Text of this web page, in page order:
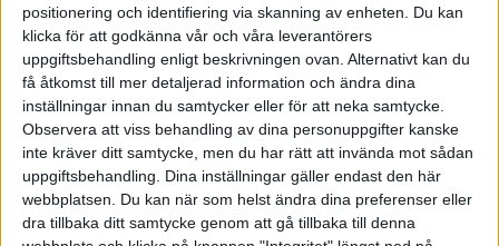
positionering och identifiering via skanning av enheten. Du kan
klicka för att godkänna vår och våra leverantörers
uppgiftsbehandling enligt beskrivningen ovan. Alternativt kan du
få åtkomst till mer detaljerad information och ändra dina
inställningar innan du samtycker eller för att neka samtycke.
Observera att viss behandling av dina personuppgifter kanske
inte kräver ditt samtycke, men du har rätt att invända mot sådan
uppgiftsbehandling. Dina inställningar gäller endast den här
webbplatsen. Du kan när som helst ändra dina preferenser eller
dra tillbaka ditt samtycke genom att gå tillbaka till denna
vara en god idé att dra sig till minnes och skriva ner
saker som man har åstadkommit och känner sig
stolt över, gärna sådant som man har gjort under
det senaste året. Man kan också göra en lista över
de goda egenskaper och färdigheter man har som
person. Låt dig inte luras av din negativa och
vettskrämda hjärna - välj att balansera upp bilden av
dig själv och din situation, så blir den förmodligen